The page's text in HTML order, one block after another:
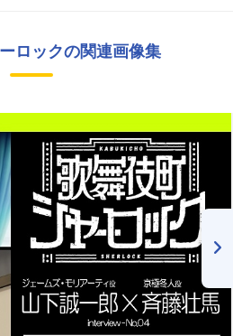
ロックの関連画像集